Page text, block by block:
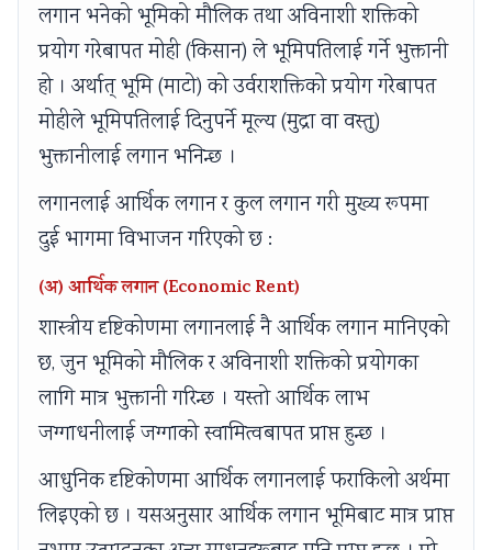
लगान भनेको भूमिको मौलिक तथा अविनाशी शक्तिको
प्रयोग गरेबापत मोही (किसान) ले भूमिपतिलाई गर्ने भुक्तानी
हो । अर्थात् भूमि (माटो) को उर्वराशक्तिको प्रयोग गरेबापत
मोहीले भूमिपतिलाई दिनुपर्ने मूल्य (मुद्रा वा वस्तु)
भुक्तानीलाई लगान भनिन्छ ।
लगानलाई आर्थिक लगान र कुल लगान गरी मुख्य रूपमा
दुई भागमा विभाजन गरिएको छ :
(अ) आर्थिक लगान (Economic Rent)
शास्त्रीय दृष्टिकोणमा लगानलाई नै आर्थिक लगान मानिएको
छ, जुन भूमिको मौलिक र अविनाशी शक्तिको प्रयोगका
लागि मात्र भुक्तानी गरिन्छ । यस्तो आर्थिक लाभ
जग्गाधनीलाई जग्गाको स्वामित्वबापत प्राप्त हुन्छ ।
आधुनिक दृष्टिकोणमा आर्थिक लगानलाई फराकिलो अर्थमा
लिइएको छ । यसअनुसार आर्थिक लगान भूमिबाट मात्र प्राप्त